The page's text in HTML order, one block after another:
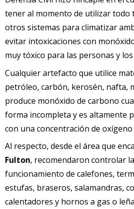
tener al momento de utilizar todo
otros sistemas para climatizar
evitar intoxicaciones con
muy tóxico para las personas y
Cualquier artefacto que utilice
petróleo, carbón, kerosén, nafta,
produce monóxido de carbono
forma incompleta y es altamente
con una concentración de
Al respecto, desde el área que
Fulton, recomendaron controlar
funcionamiento de calefones,
estufas, braseros, salamandras,
calentadores y hornos a gas o